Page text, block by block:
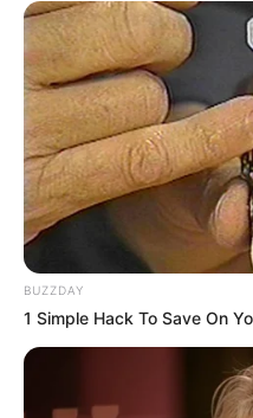
BUZZDAY
1 Simple Hack To Save On